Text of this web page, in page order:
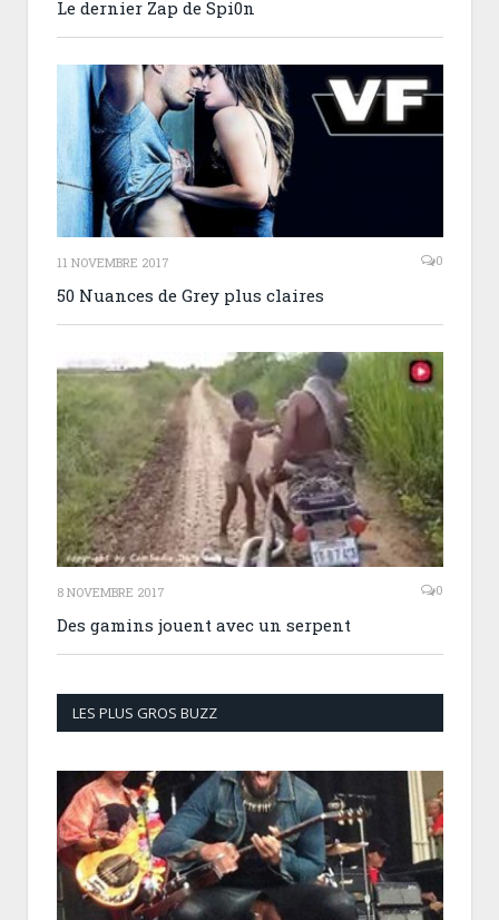
Le dernier Zap de Spi0n
11 NOVEMBRE 2017 0
50 Nuances de Grey plus claires
8 NOVEMBRE 2017 0
Des gamins jouent avec un serpent
LES PLUS GROS BUZZ